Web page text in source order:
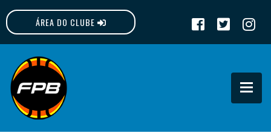
ÁREA DO CLUBE
FPB